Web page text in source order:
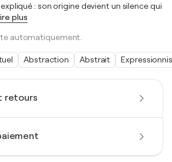
retours
: son origine devient un silence qui
plus
automatiquement.
Abstraction Abstrait